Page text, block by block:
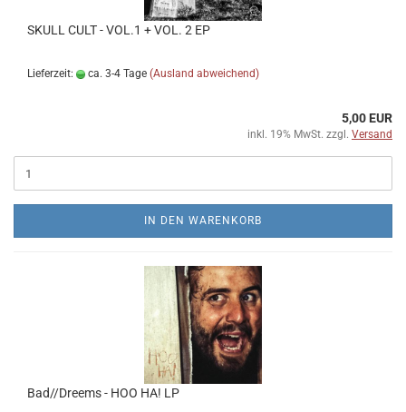
SKULL CULT - VOL​.​1 + VOL. 2 EP
Lieferzeit: ca. 3-4 Tage (Ausland abweichend)
5,00 EUR
inkl. 19% MwSt. zzgl. Versand
IN DEN WARENKORB
Bad​/​/​Dreems - HOO HA! LP